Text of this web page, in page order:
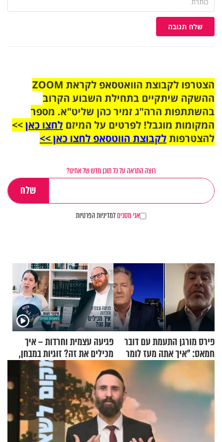
שלח תגובה
הצטרפו לקבוצת הוואטסאפ לקראת ZOOM
ההשקה שיתקיים בתחילת השבוע הקרוב
בהשתתפות הרה"ג זמיר כהן שליט"א. מספר
המקומות מוגבל! לפרטים על המיזם לחצו כאן>>
להצטרפותלקבוצת הווטסאפ לחצו כאן >>
רוצה התראה על כל תוכן חדש של אחינו?
אני מסכיםלמדיניות הפרטיות
פירס מורגן התעמת עם דובר
חמאס: "איך אתה מעז לומר
שלא ביצעתם פשעי מלחמה?!"
פגיעה עצמית וחרדות – איך
מכילים את זה? זוגיות במבחן,
הפעם עם יהודית ואלתר כהן